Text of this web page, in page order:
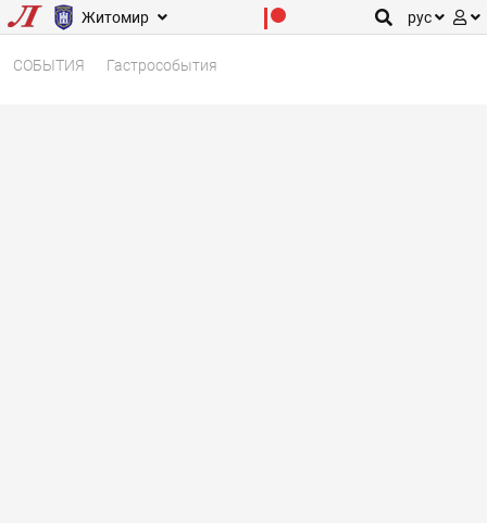
Житомир рус
СОБЫТИЯ Гастрособытия